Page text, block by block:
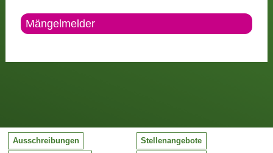
Mängelmelder
Ausschreibungen Stellenangebote